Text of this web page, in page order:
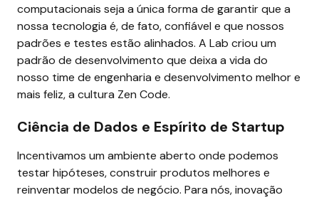
computacionais seja a única forma de garantir que a
nossa tecnologia é, de fato, confiável e que nossos
padrões e testes estão alinhados. A Lab criou um
padrão de desenvolvimento que deixa a vida do
nosso time de engenharia e desenvolvimento melhor e
mais feliz, a cultura Zen Code.
Ciência de Dados e Espírito de Startup
Incentivamos um ambiente aberto onde podemos
testar hipóteses, construir produtos melhores e
reinventar modelos de negócio. Para nós, inovação